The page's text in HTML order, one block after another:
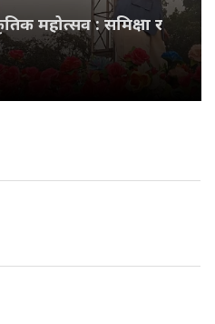
महोत्सव : समिक्षा र